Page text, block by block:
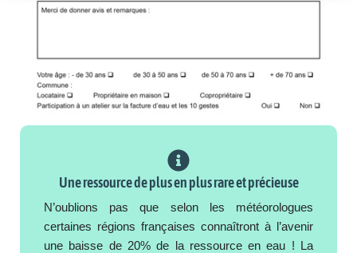
Une ressource de plus en plus rare et précieuse
N’oublions pas que selon les météorologues
certaines régions françaises connaîtront à l’avenir
une baisse de 20% de la ressource en eau ! La